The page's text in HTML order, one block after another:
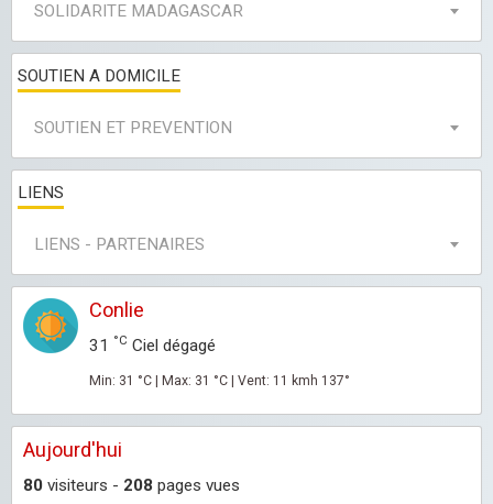
SOLIDARITE MADAGASCAR
SOUTIEN A DOMICILE
SOUTIEN ET PREVENTION
LIENS
LIENS - PARTENAIRES
Conlie
31 °C Ciel dégagé
Min: 31 °C | Max: 31 °C | Vent: 11 kmh 137°
Aujourd'hui
80 visiteurs - 208 pages vues